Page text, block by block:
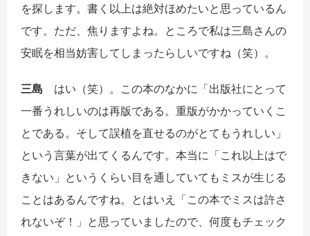
を探します。書く以上は絶対ほめたいと思っているん
です。ただ、焦りますよね。ところで私は三島さんの
安眠を相当妨害してしまったらしいですね（笑）。
三島 はい（笑）。この本のなかに「出版社にとって
一番うれしいのは再版である。重版がかかっていくこ
とである。そして誤植を直せるのがとてもうれしい」
という言葉が出てくるんです。本当に「これ以上はで
きない」というくらい目を通していてもミスが生じる
ことはあるんですね。とはいえ「この本でミスは許さ
れないぞ！」と思っていましたので、何度もチェック